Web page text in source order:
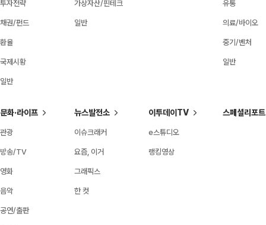
투자전략
채권/펀드
환율
국제시황
일반
가상자산/핀테크
일반
유통
의료/바이오
중기/벤처
일반
문화·라이프
관광
방송/TV
영화
음악
공연/출판
뉴스발전소
이슈크래커
요즘, 이거
그래픽스
한 컷
이투데이TV
e스튜디오
랭킹영상
스페셜리포트